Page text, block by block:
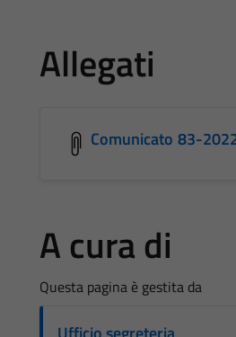
Allegati
Comunicato 83-
A cura di
Questa pagina è gestita da